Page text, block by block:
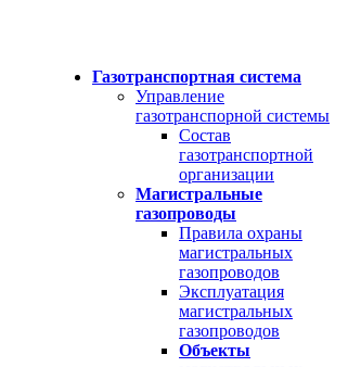
Газотранспортная система
Управление
газотранспорной системы
Состав
газотранспортной
организации
Магистральные
газопроводы
Правила охраны
магистральных
газопроводов
Эксплуатация
магистральных
газопроводов
Объекты